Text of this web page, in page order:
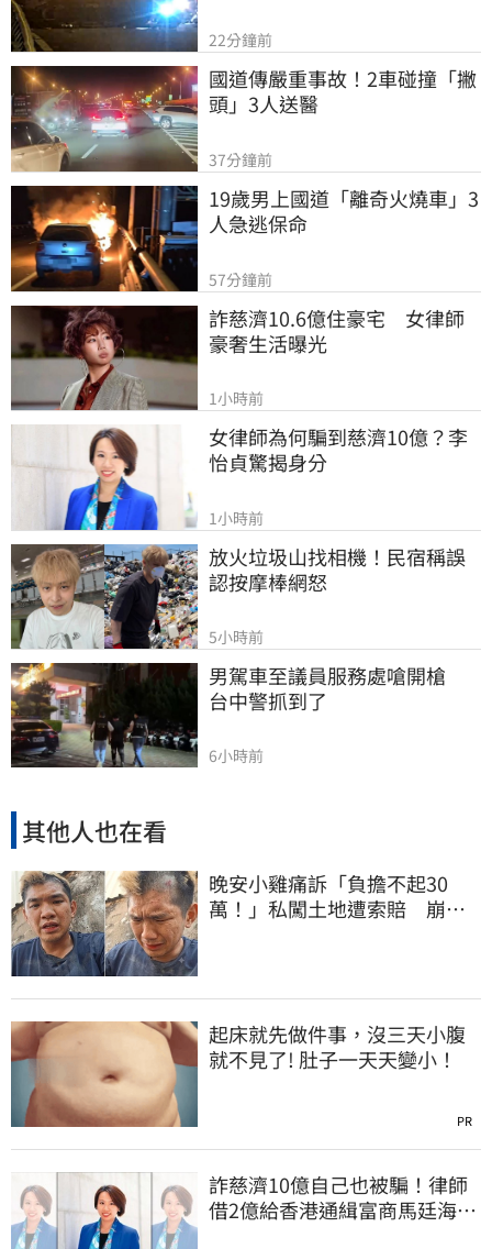
22分鐘前
國道傳嚴重事故！2車碰撞「撇
頭」3人送醫
37分鐘前
19歲男上國道「離奇火燒車」3
人急逃保命
57分鐘前
詐慈濟10.6億住豪宅　女律師
豪奢生活曝光
1小時前
女律師為何騙到慈濟10億？李
怡貞驚揭身分
1小時前
放火垃圾山找相機！民宿稱誤
認按摩棒網怒
5小時前
男駕車至議員服務處嗆開槍
台中警抓到了
6小時前
其他人也在看
晚安小雞痛訴「負擔不起30
萬！」私闖土地遭索賠 崩
起床就先做件事，沒三天小腹
就不見了! 肚子一天天變小！
PR
詐慈濟10億自己也被騙！律師
借2億給香港通緝富商馬廷海建